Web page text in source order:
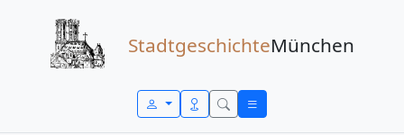
StadtgeschichteMünchen